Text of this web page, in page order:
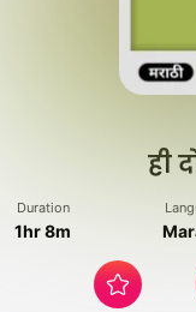
ही
Duration
1hr 8m